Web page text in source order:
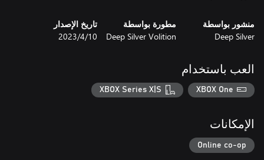
منشور بواسطة
Deep Silver
مطورة بواسطة
Deep Silver Volition
تاريخ الإصدار
10‏/4‏/2023
العب باستخدام
XBOX One
XBOX Series X|S
الإمكانات
Online co-op